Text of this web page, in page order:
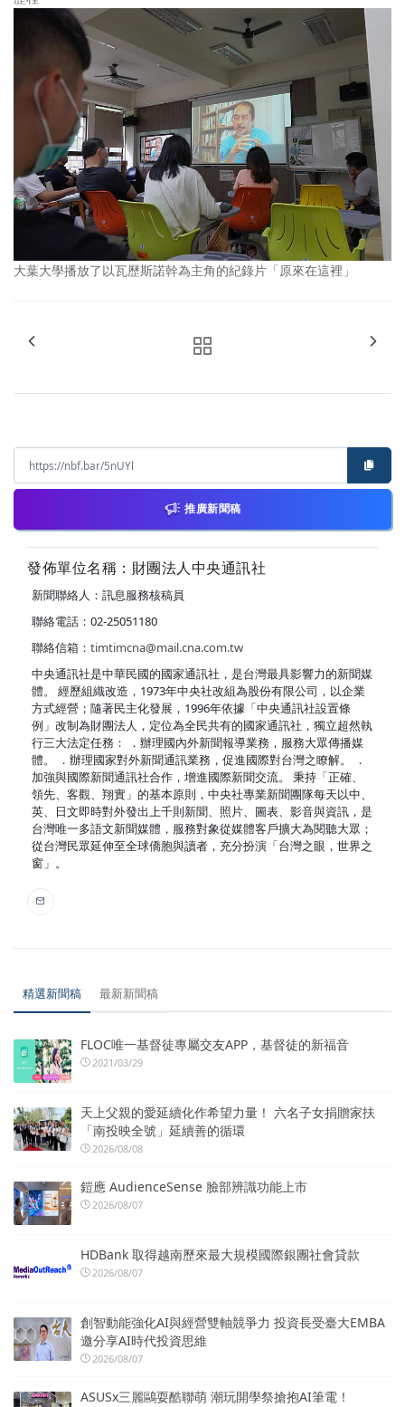
大葉大學播放了以瓦歷斯諾幹為主角的紀錄片「原來在這裡」
推廣新聞稿
發佈單位名稱：財團法人中央通訊社
新聞聯絡人：訊息服務核稿員
聯絡電話：02-25051180
聯絡信箱： timtimcna@mail.cna.com.tw
中央通訊社是中華民國的國家通訊社，是台灣最具影響力的新聞媒
體。 經歷組織改造，1973年中央社改組為股份有限公司，以企業
方式經營；隨著民主化發展，1996年依據「中央通訊社設置條
例」改制為財團法人，定位為全民共有的國家通訊社，獨立超然執
行三大法定任務： ．辦理國內外新聞報導業務，服務大眾傳播媒
體。 ．辦理國家對外新聞通訊業務，促進國際對台灣之瞭解。 ．
加強與國際新聞通訊社合作，增進國際新聞交流。 秉持「正確、
領先、客觀、翔實」的基本原則，中央社專業新聞團隊每天以中、
英、日文即時對外發出上千則新聞、照片、圖表、影音與資訊，是
台灣唯一多語文新聞媒體，服務對象從媒體客戶擴大為閱聽大眾；
從台灣民眾延伸至全球僑胞與讀者，充分扮演「台灣之眼，世界之
窗」。
精選新聞稿 最新新聞稿
FLOC唯一基督徒專屬交友APP，基督徒的新福音
2021/03/29
天上父親的愛延續化作希望力量！ 六名子女捐贈家扶
「南投映全號」延續善的循環
2026/08/08
鎧應 AudienceSense 臉部辨識功能上市
2026/08/07
HDBank 取得越南歷來最大規模國際銀團社會貸款
2026/08/07
創智動能強化AI與經營雙軸競爭力 投資長受臺大EMBA
邀分享AI時代投資思維
2026/08/07
ASUSx三麗鷗耍酷聯萌 潮玩開學祭搶抱AI筆電！